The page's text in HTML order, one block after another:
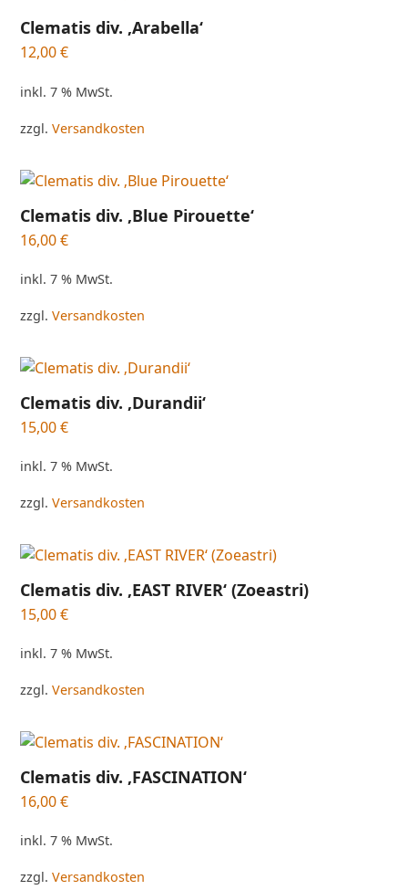
Clematis div. ‚Arabella‘
12,00€
inkl. 7 % MwSt.
zzgl.Versandkosten
Clematis div. ‚Blue Pirouette‘
16,00€
inkl. 7 % MwSt.
zzgl.Versandkosten
Clematis div. ‚Durandii‘
15,00€
inkl. 7 % MwSt.
zzgl.Versandkosten
Clematis div. ‚EAST RIVER‘ (Zoeastri)
15,00€
inkl. 7 % MwSt.
zzgl.Versandkosten
Clematis div. ‚FASCINATION‘
16,00€
inkl. 7 % MwSt.
zzgl.Versandkosten